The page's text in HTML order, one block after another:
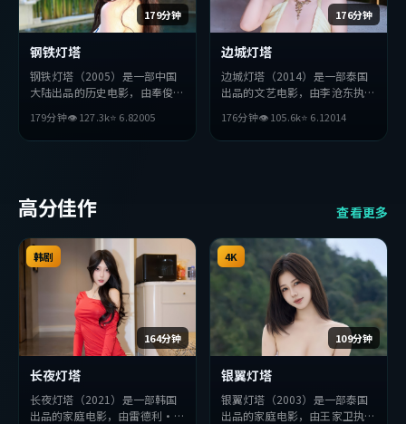
179分钟
钢铁灯塔
钢铁灯塔（2005）是一部中国
大陆出品的历史电影，由奉俊昊
旬等主演。影片在叙事与视听上
力求突破，探讨人性与抉择，节
179分钟👁127.3k⭐ 6.82005
176分钟
边城灯塔
边城灯塔（2014）是一部泰国
出品的文艺电影，由李沧东执
主演。影片在叙事与视听上力求
突破，探讨人性与抉择，节奏张
176分钟👁105.6k⭐ 6.12014
高分佳作 查看更多
164分钟
韩剧
长夜灯塔
长夜灯塔（2021）是一部韩国
出品的家庭电影，由雷德利·
109分钟
4K
银翼灯塔
银翼灯塔（2003）是一部泰国
出品的家庭电影，由王家卫执